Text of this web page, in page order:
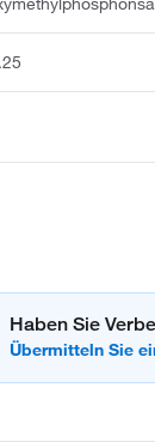
Haben Sie